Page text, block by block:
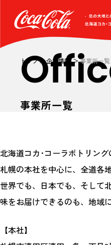
トップ 企業情報 事業所一覧
事業所一覧
北海道コカ･コーラボトリング
札幌の本社を中心に、全道各
世界でも、日本でも、そして
味をお届けできるのも、地域
【本社】